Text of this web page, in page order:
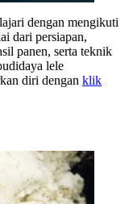
dengan mengikuti
dari persiapan,
panen, serta teknik
lele
diri dengan klik